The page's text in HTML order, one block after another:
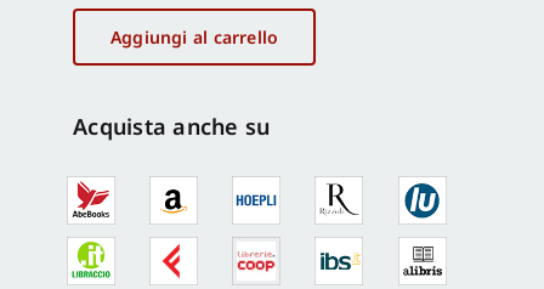
508
lug-
2020
Aggiungi al carrello
Acquista anche su